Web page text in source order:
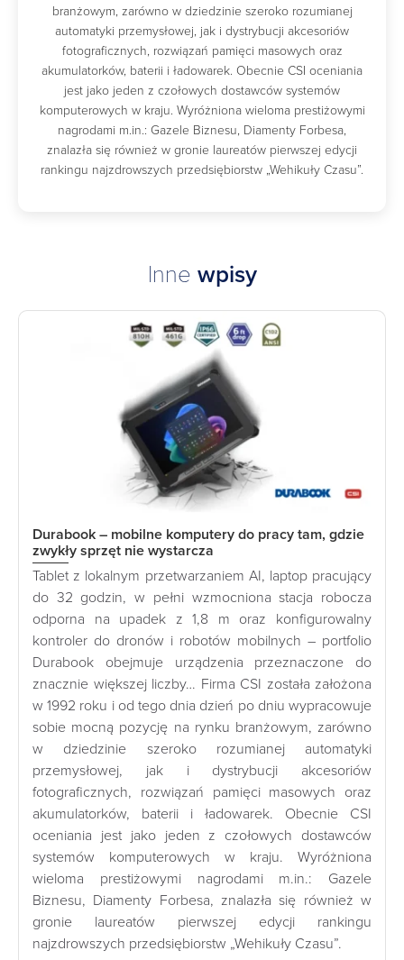
branżowym, zarówno w dziedzinie szeroko rozumianej
automatyki przemysłowej, jak i dystrybucji akcesoriów
fotograficznych, rozwiązań pamięci masowych oraz
akumulatorków, baterii i ładowarek. Obecnie CSI oceniania
jest jako jeden z czołowych dostawców systemów
komputerowych w kraju. Wyróżniona wieloma prestiżowymi
nagrodami m.in.: Gazele Biznesu, Diamenty Forbesa,
znalazła się również w gronie laureatów pierwszej edycji
rankingu najzdrowszych przedsiębiorstw „Wehikuły Czasu”.
Inne wpisy
Durabook – mobilne komputery do pracy tam, gdzie
zwykły sprzęt nie wystarcza
Tablet z lokalnym przetwarzaniem AI, laptop pracujący
do 32 godzin, w pełni wzmocniona stacja robocza
odporna na upadek z 1,8 m oraz konfigurowalny
kontroler do dronów i robotów mobilnych – portfolio
Durabook obejmuje urządzenia przeznaczone do
znacznie większej liczby… Firma CSI została założona
w 1992 roku i od tego dnia dzień po dniu wypracowuje
sobie mocną pozycję na rynku branżowym, zarówno
w dziedzinie szeroko rozumianej automatyki
przemysłowej, jak i dystrybucji akcesoriów
fotograficznych, rozwiązań pamięci masowych oraz
akumulatorków, baterii i ładowarek. Obecnie CSI
oceniania jest jako jeden z czołowych dostawców
systemów komputerowych w kraju. Wyróżniona
wieloma prestiżowymi nagrodami m.in.: Gazele
Biznesu, Diamenty Forbesa, znalazła się również w
gronie laureatów pierwszej edycji rankingu
najzdrowszych przedsiębiorstw „Wehikuły Czasu”.